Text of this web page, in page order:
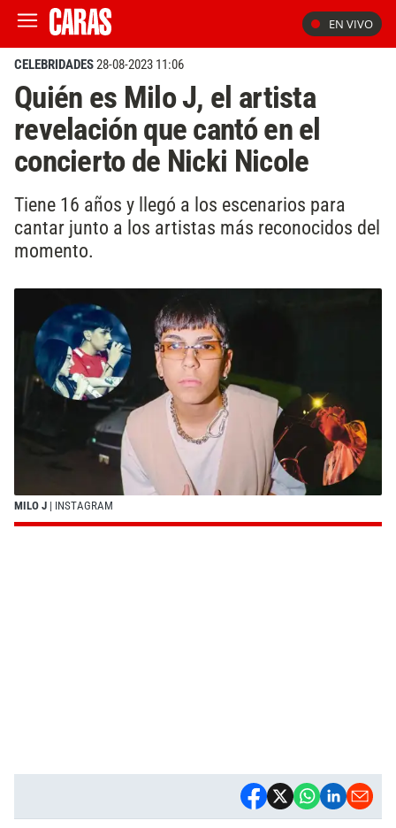
EN VIVO
CELEBRIDADES28-08-2023 11:06
Quién es Milo J, el artista
revelación que cantó en el
concierto de Nicki Nicole
Tiene 16 años y llegó a los escenarios para
cantar junto a los artistas más reconocidos del
momento.
MILO J | INSTAGRAM